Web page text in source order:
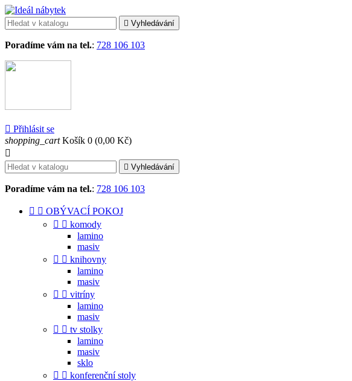
 Vyhledávání
Poradíme vám na tel.: 728 106 103
 Přihlásit se
shopping_cart Košík 0 (0,00 Kč)

 Vyhledávání
Poradíme vám na tel.: 728 106 103
  OBÝVACÍ POKOJ
  komody
lamino
masiv
  knihovny
lamino
masiv
  vitríny
lamino
masiv
  tv stolky
lamino
masiv
sklo
  konferenční stoly